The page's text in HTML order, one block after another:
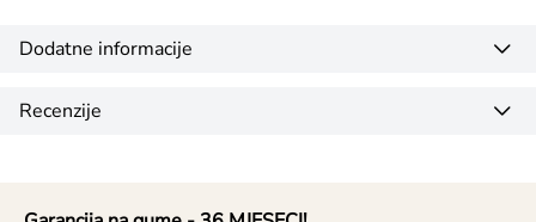
Dodatne informacije
Recenzije